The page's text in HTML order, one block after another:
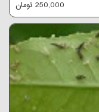
250,000 تومان